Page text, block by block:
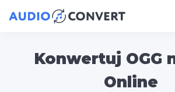
Konwertuj OGG
Online